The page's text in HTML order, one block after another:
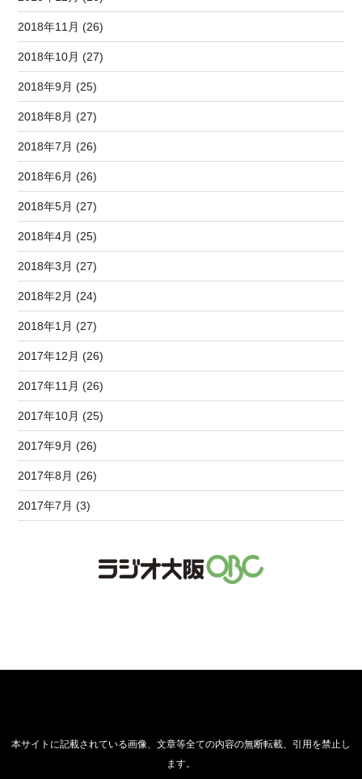
2018年11月 (26)
2018年10月 (27)
2018年9月 (25)
2018年8月 (27)
2018年7月 (26)
2018年6月 (26)
2018年5月 (27)
2018年4月 (25)
2018年3月 (27)
2018年2月 (24)
2018年1月 (27)
2017年12月 (26)
2017年11月 (26)
2017年10月 (25)
2017年9月 (26)
2017年8月 (26)
2017年7月 (3)
本サイトに記載されている画像、文章等全ての内容の無断転載、引用を禁止し
ます。